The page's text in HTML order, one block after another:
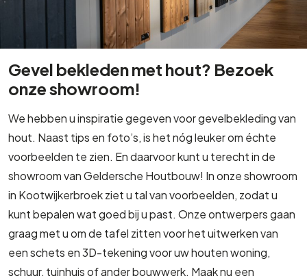
Gevel bekleden met hout? Bezoek
onze showroom!
We hebben u inspiratie gegeven voor gevelbekleding van
hout. Naast tips en foto’s, is het nóg leuker om échte
voorbeelden te zien. En daarvoor kunt u terecht in de
showroom van Geldersche Houtbouw! In onze showroom
in Kootwijkerbroek ziet u tal van voorbeelden, zodat u
kunt bepalen wat goed bij u past. Onze ontwerpers gaan
graag met u om de tafel zitten voor het uitwerken van
een schets en 3D-tekening voor uw houten woning,
schuur, tuinhuis of ander bouwwerk. Maak nu een